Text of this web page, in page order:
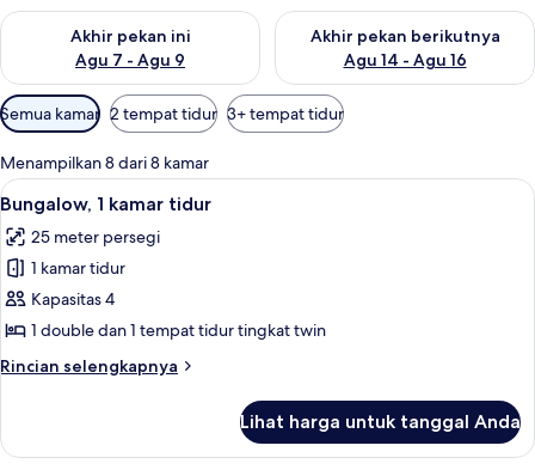
Akhir pekan ini
Agu 7 - Agu 9
Periksa ketersediaan untuk akhir pekan ini Agu 7 - Agu 9
Akhir pekan berikutnya
Agu 14 - Agu 16
Periksa ketersediaan untuk
Filter
tersedia
untuk
kamar
Semua kamar 2 tempat tidur 3+ tempat tidur
Menampilkan 8 dari 8 kamar
Lihat
semua
foto
untuk
Bungalow,
1
kamar
tidur
Tirai kedap cahaya dan tempat tidur
25
Bungalow, 1 kamar tidur
25 meter persegi
1 kamar tidur
Kapasitas 4
1 double dan 1 tempat tidur tingkat twin
Rincian selengkapnya
Rincian
Bungalow,
Lihat harga untuk tanggal Anda